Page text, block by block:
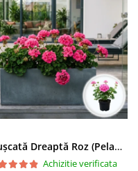
Mușcată Dreaptă Roz (Pelargonium Zonale)
Achizitie verificata